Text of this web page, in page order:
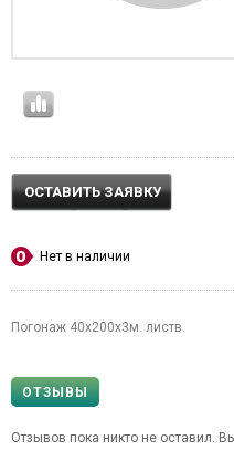
ОСТАВИТЬ ЗАЯВКУ
Нет в наличии
Погонаж 40х200х3м. листв.
ОТЗЫВЫ
Отзывов пока никто не оставил.